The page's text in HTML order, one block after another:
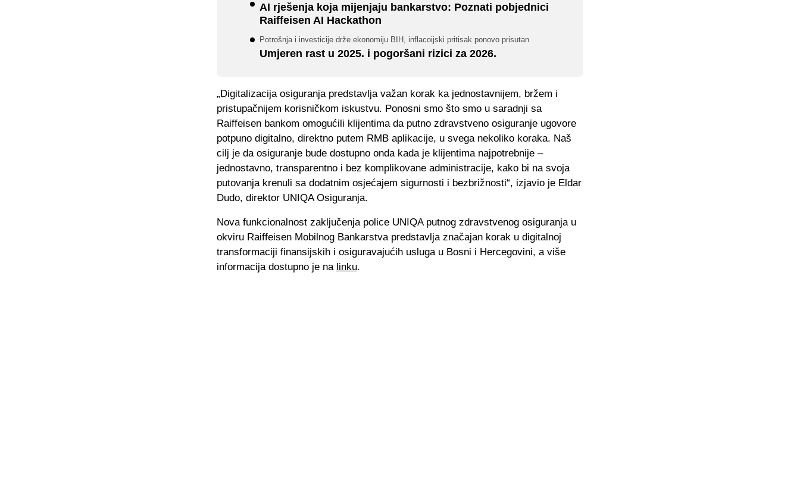
AI rješenja koja mijenjaju bankarstvo: Poznati pobjednici
Raiffeisen AI Hackathon
Potrošnja i investicije drže ekonomiju BIH, inflacoijski pritisak ponovo prisutan
Umjeren rast u 2025. i pogoršani rizici za 2026.
„Digitalizacija osiguranja predstavlja važan korak ka jednostavnijem, bržem i
pristupačnijem korisničkom iskustvu. Ponosni smo što smo u saradnji sa
Raiffeisen bankom omogućili klijentima da putno zdravstveno osiguranje ugovore
potpuno digitalno, direktno putem RMB aplikacije, u svega nekoliko koraka. Naš
cilj je da osiguranje bude dostupno onda kada je klijentima najpotrebnije –
jednostavno, transparentno i bez komplikovane administracije, kako bi na svoja
putovanja krenuli sa dodatnim osjećajem sigurnosti i bezbrižnosti“, izjavio je Eldar
Dudo, direktor UNIQA Osiguranja.
Nova funkcionalnost zaključenja police UNIQA putnog zdravstvenog osiguranja u
okviru Raiffeisen Mobilnog Bankarstva predstavlja značajan korak u digitalnoj
transformaciji finansijskih i osiguravajućih usluga u Bosni i Hercegovini, a više
informacija dostupno je na linku.